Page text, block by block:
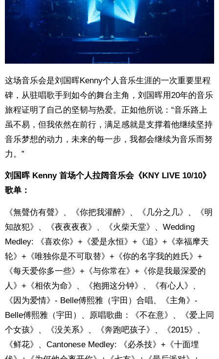
这场音乐会是刘国晖Kenny个人音乐生涯的一次重要里程
碑，从驻唱歌手到如今的舞台主角，刘国晖用20年的音乐
旅程证明了自己的坚韧与热爱。正如他所说：“音乐路上
虽不易，但我依然在前行，满足感就是支撑着他继续坚持
音乐梦想的动力，未来的每一步，我都会继续为音乐而努
力。”
刘国晖 Kenny 首场个人拉阔音乐会《KNY LIVE 10/10》
歌单：
《無聲仿有聲》、《你把我灌醉》、《几分之几》、《明
知故犯》、《夜夜夜夜》、《火柴天堂》、Wedding
Medley: 《喜欢你》+《爱是永恒》+《追》+《幸福摩天
轮》+《唯独你是不可取替》+《你的名字我的姓氏》+
《每天爱你多一些》+《与你常在》+《你是我最深爱的
人》+《相依为命》、《抱拥这分钟》、《有心人》、
《因为爱情》- Belle傅熙雅（宇田）合唱、《主角》-
Belle傅熙雅（宇田）、原唱歌曲：《不在意》、《爱上同
个女孩》、《没关系》、《奔跑吧孩子》、《2015》、
《鲜花》、Cantonese Medley: 《必杀技》+《十面埋